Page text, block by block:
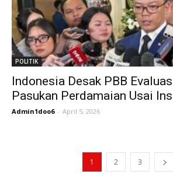
POLITIK
Indonesia Desak PBB
Pasukan Perdamaian Usai
Admin1doo6 - April 5, 2026
1 2 3